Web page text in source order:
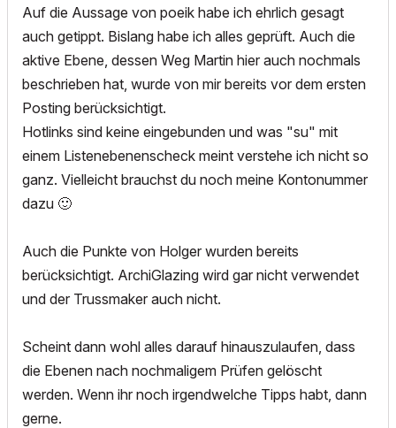
Auf die Aussage von poeik habe ich ehrlich gesagt
auch getippt. Bislang habe ich alles geprüft. Auch die
aktive Ebene, dessen Weg Martin hier auch nochmals
beschrieben hat, wurde von mir bereits vor dem ersten
Posting berücksichtigt.
Hotlinks sind keine eingebunden und was "su" mit
einem Listenebenenscheck meint verstehe ich nicht so
ganz. Vielleicht brauchst du noch meine Kontonummer
dazu 🙂
Auch die Punkte von Holger wurden bereits
berücksichtigt. ArchiGlazing wird gar nicht verwendet
und der Trussmaker auch nicht.
Scheint dann wohl alles darauf hinauszulaufen, dass
die Ebenen nach nochmaligem Prüfen gelöscht
werden. Wenn ihr noch irgendwelche Tipps habt, dann
gerne.